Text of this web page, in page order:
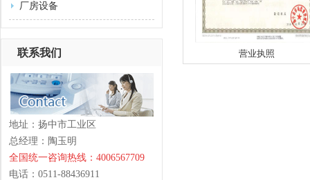
厂房设备
联系我们
地址：扬中市工业区
总经理：陶玉明
全国统一咨询热线：4006567709
电话：0511-88436911
营业执照